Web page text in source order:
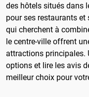
des hôtels situés dans
pour ses restaurants et
qui cherchent à
le centre-ville offrent
attractions principales.
options et lire les avis
meilleur choix pour